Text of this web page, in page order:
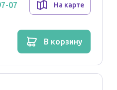
компоненту
07 На карте
в корзину